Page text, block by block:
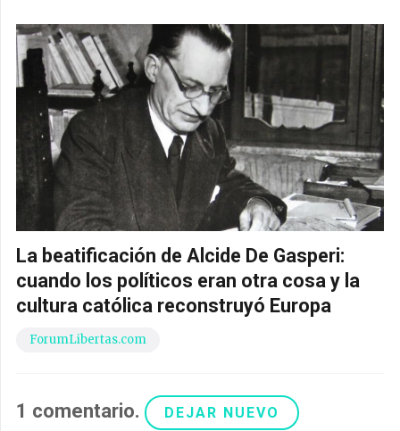
La beatificación de Alcide De Gasperi:
cuando los políticos eran otra cosa y la
cultura católica reconstruyó Europa
ForumLibertas.com
1 comentario. DEJAR NUEVO